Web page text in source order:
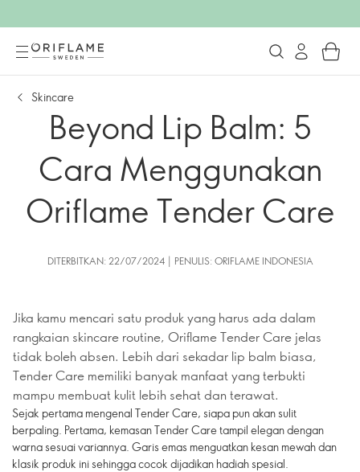
Skincare
Beyond Lip Balm: 5
Cara Menggunakan
Oriflame Tender Care
DITERBITKAN: 22/07/2024 | PENULIS: ORIFLAME INDONESIA
Jika kamu mencari satu produk yang harus ada dalam
rangkaian skincare routine, Oriflame Tender Care jelas
tidak boleh absen. Lebih dari sekadar lip balm biasa,
Tender Care memiliki banyak manfaat yang terbukti
mampu membuat kulit lebih sehat dan terawat.
Sejak pertama mengenal Tender Care, siapa pun akan sulit
berpaling. Pertama, kemasan Tender Care tampil elegan dengan
warna sesuai variannya. Garis emas menguatkan kesan mewah dan
klasik produk ini sehingga cocok dijadikan hadiah spesial.